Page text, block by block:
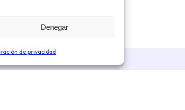
Denegar
de privacidad